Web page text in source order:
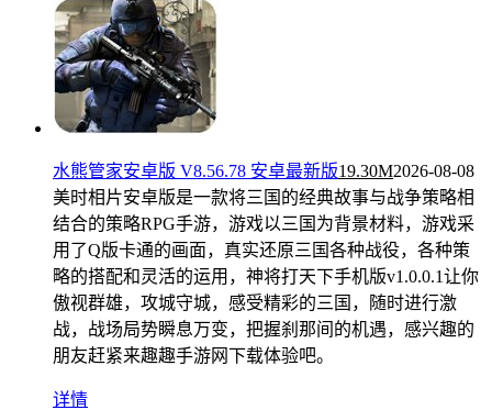
水熊管家安卓版 V8.56.78 安卓最新版19.30M2026-08-08
美时相片安卓版是一款将三国的经典故事与战争策略相
结合的策略RPG手游，游戏以三国为背景材料，游戏采
用了Q版卡通的画面，真实还原三国各种战役，各种策
略的搭配和灵活的运用，神将打天下手机版v1.0.0.1让你
傲视群雄，攻城守城，感受精彩的三国，随时进行激
战，战场局势瞬息万变，把握刹那间的机遇，感兴趣的
朋友赶紧来趣趣手游网下载体验吧。
详情